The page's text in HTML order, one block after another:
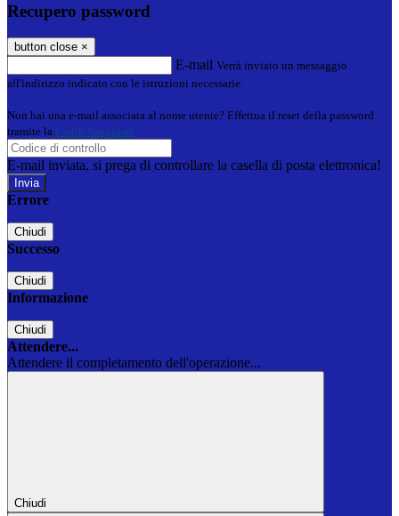
Recupero password
button close ×
E-mail Verrà inviato un messaggio
all'indirizzo indicato con le istruzioni necessarie.
Non hai una e-mail associata al nome utente? Effettua il reset della password
tramite la Login Spaggiari
E-mail inviata, si prega di controllare la casella di posta elettronica!
Errore
Chiudi
Successo
Chiudi
Informazione
Chiudi
Attendere...
Attendere il completamento dell'operazione...
Chiudi